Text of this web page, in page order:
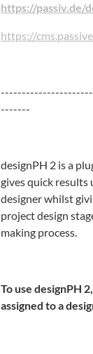
https://passiv.de/
https://
-------
designPH 2 is a
gives quick
designer whilst
project design
making process.
To use designPH
assigned to a